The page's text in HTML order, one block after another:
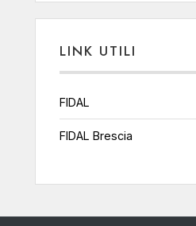
LINK UTILI
FIDAL
FIDAL Brescia